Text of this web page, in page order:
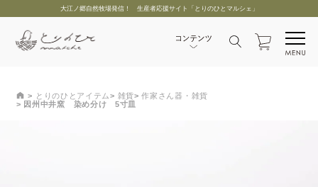
大江ノ郷自然牧場発信！ 生産者応援サイト「とりのひとマルシェ」
とりのひとアイテム 雑貨
作家さん器・雑貨
因州中井窯 染め分け 5寸皿